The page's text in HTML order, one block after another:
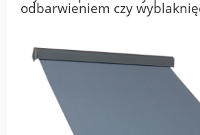
odbarwieniem czy